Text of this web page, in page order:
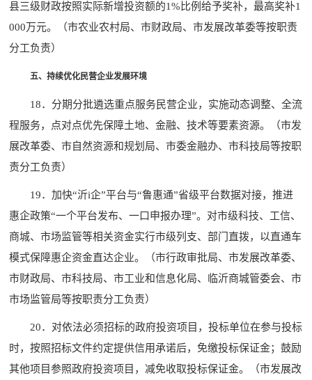
县三级财政按照实际新增投资额的1%比例给予奖补，最高奖补1
000万元。（市农业农村局、市财政局、市发展改革委等按职责
分工负责）
五、持续优化民营企业发展环境
18．分期分批遴选重点服务民营企业，实施动态调整、全流
程服务，点对点优先保障土地、金融、技术等要素资源。（市发
展改革委、市自然资源和规划局、市委金融办、市科技局等按职
责分工负责）
19．加快“沂i企”平台与“鲁惠通”省级平台数据对接，推进
惠企政策“一个平台发布、一口申报办理”。对市级科技、工信、
商城、市场监管等相关资金实行市级列支、部门直拨，以直通车
模式保障惠企资金直达企业。（市行政审批局、市发展改革委、
市财政局、市科技局、市工业和信息化局、临沂商城管委会、市
市场监管局等按职责分工负责）
20．对依法必须招标的政府投资项目，投标单位在参与投标
时，按照招标文件约定提供信用承诺后，免缴投标保证金；鼓励
其他项目参照政府投资项目，减免收取投标保证金。（市发展改